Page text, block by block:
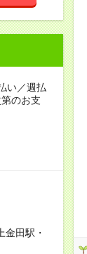
い／週払
のお支
金田駅・